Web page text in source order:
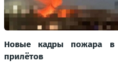
Новые кадры пожара в
прилётов